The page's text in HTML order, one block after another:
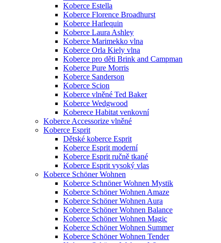
Koberce Estella
Koberce Florence Broadhurst
Koberce Harlequin
Koberce Laura Ashley
Koberce Marimekko vlna
Koberce Orla Kiely vlna
Koberce pro děti Brink and Campman
Koberce Pure Morris
Koberce Sanderson
Koberce Scion
Koberce vlněné Ted Baker
Koberce Wedgwood
Koberece Habitat venkovní
Koberce Accessorize vlněné
Koberce Esprit
Dětské koberce Esprit
Koberce Esprit moderní
Koberce Esprit ručně tkané
Koberce Esprit vysoký vlas
Koberce Schöner Wohnen
Koberce Schnöner Wohnen Mystik
Koberce Schöner Wohnen Amaze
Koberce Schöner Wohnen Aura
Koberce Schöner Wohnen Balance
Koberce Schöner Wohnen Magic
Koberce Schöner Wohnen Summer
Koberce Schöner Wohnen Tender